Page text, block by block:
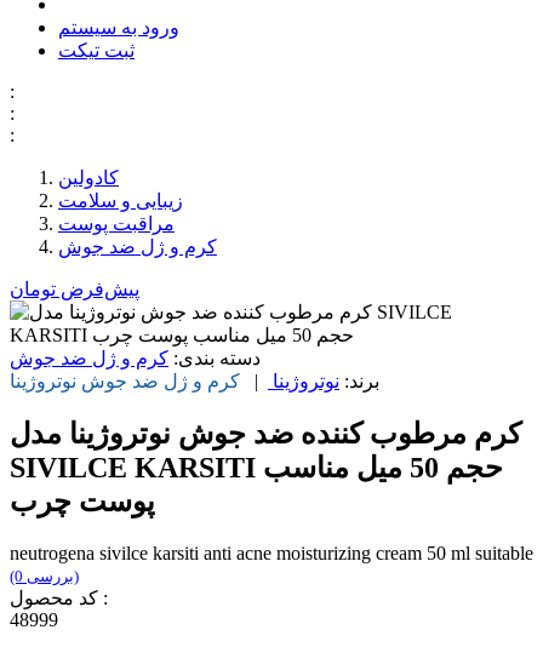
ورود به سیستم
ثبت تیکت
:
:
:
کادولین
زیبایی و سلامت
مراقبت پوست
کرم و ژل ضد جوش
پیش‌فرض تومان
دسته بندی: کرم و ژل ضد جوش
برند: نوتروژینا | کرم و ژل ضد جوش نوتروژینا
کرم مرطوب کننده ضد جوش نوتروژینا مدل
SIVILCE KARSITI حجم 50 میل مناسب
پوست چرب
neutrogena sivilce karsiti anti acne moisturizing cream 50 ml suitable
(0 بررسی)
کد محصول :
48999